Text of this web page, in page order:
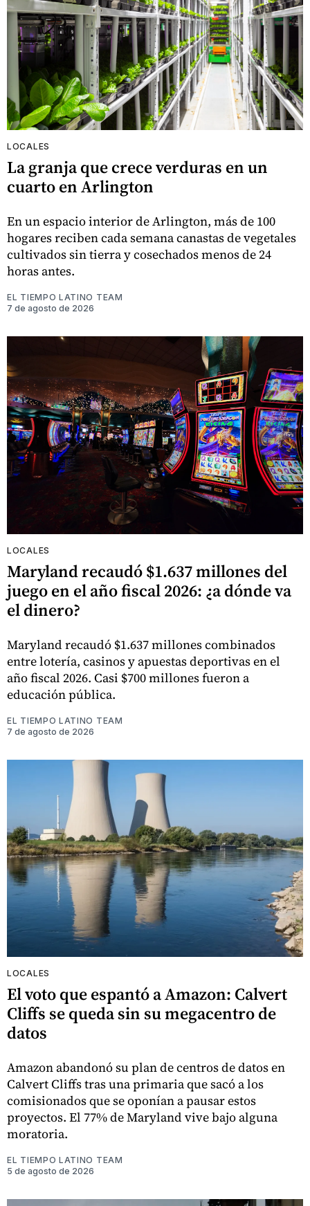
LOCALES
La granja que crece verduras en un
cuarto en Arlington
En un espacio interior de Arlington, más de 100
hogares reciben cada semana canastas de vegetales
cultivados sin tierra y cosechados menos de 24
horas antes.
EL TIEMPO LATINO TEAM
7 de agosto de 2026
LOCALES
Maryland recaudó $1.637 millones del
juego en el año fiscal 2026: ¿a dónde va
el dinero?
Maryland recaudó $1.637 millones combinados
entre lotería, casinos y apuestas deportivas en el
año fiscal 2026. Casi $700 millones fueron a
educación pública.
EL TIEMPO LATINO TEAM
7 de agosto de 2026
LOCALES
El voto que espantó a Amazon: Calvert
Cliffs se queda sin su megacentro de
datos
Amazon abandonó su plan de centros de datos en
Calvert Cliffs tras una primaria que sacó a los
comisionados que se oponían a pausar estos
proyectos. El 77% de Maryland vive bajo alguna
moratoria.
EL TIEMPO LATINO TEAM
5 de agosto de 2026